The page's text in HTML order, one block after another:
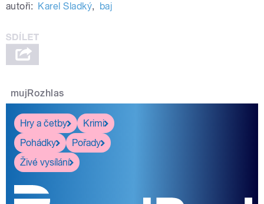
autoři: Karel Sladký, baj
mujRozhlas
Hry a četby
Krimi
Pohádky
Pořady
Živé vysílání